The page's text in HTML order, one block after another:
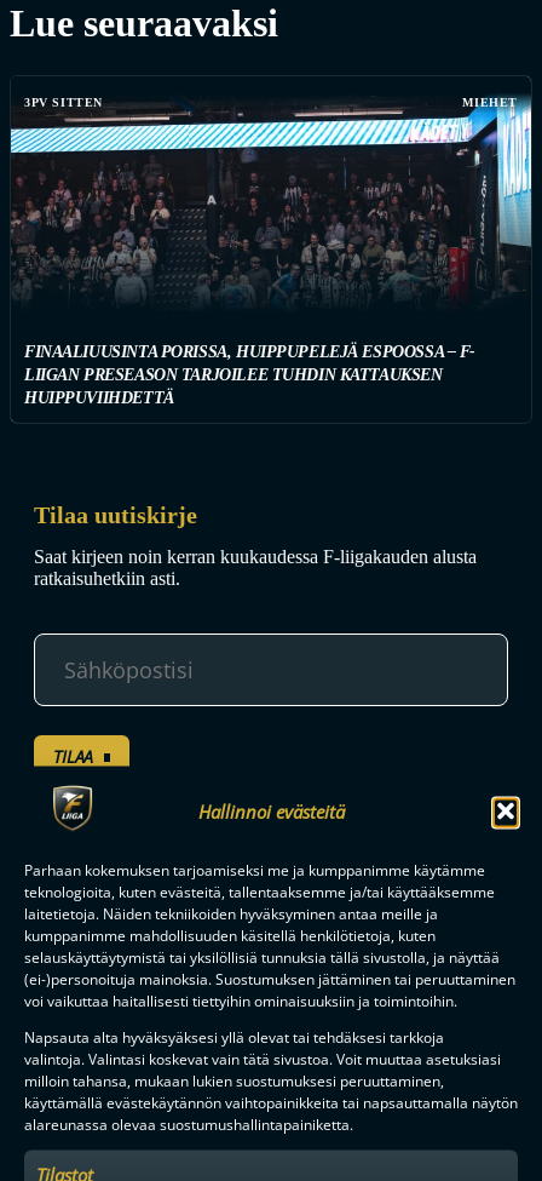
Hallinnoi evästeitä
Parhaan kokemuksen tarjoamiseksi me ja kumppanimme käytämme
teknologioita, kuten evästeitä, tallentaaksemme ja/tai käyttääksemme
laitetietoja. Näiden tekniikoiden hyväksyminen antaa meille ja
kumppanimme mahdollisuuden käsitellä henkilötietoja, kuten
selauskäyttäytymistä tai yksilöllisiä tunnuksia tällä sivustolla, ja näyttää
(ei-)personoituja mainoksia. Suostumuksen jättäminen tai peruuttaminen
voi vaikuttaa haitallisesti tiettyihin ominaisuuksiin ja toimintoihin.
Napsauta alta hyväksyäksesi yllä olevat tai tehdäksesi tarkkoja
valintoja. Valintasi koskevat vain tätä sivustoa. Voit muuttaa asetuksiasi
milloin tahansa, mukaan lukien suostumuksesi peruuttaminen,
käyttämällä evästekäytännön vaihtopainikkeita tai napsauttamalla näytön
alareunassa olevaa suostumushallintapainiketta.
Tilastot
Lue seuraavaksi
3PV SITTEN MIEHET
FINAALIUUSINTA PORISSA, HUIPPUPELEJÄ ESPOOSSA – F-
LIIGAN PRESEASON TARJOILEE TUHDIN KATTAUKSEN
HUIPPUVIIHDETTÄ
Tilaa uutiskirje
Saat kirjeen noin kerran kuukaudessa F-liigakauden alusta
ratkaisuhetkiin asti.
TILAA